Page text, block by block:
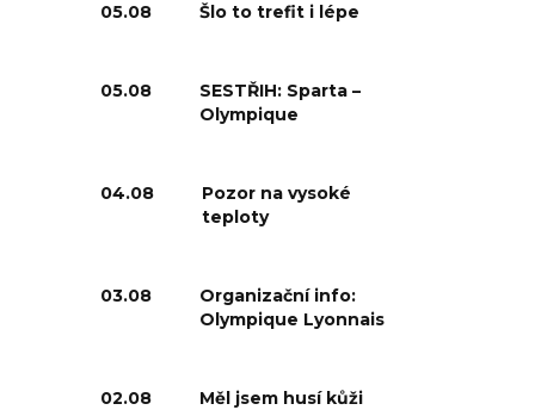
05.08 Šlo to trefit i lépe
05.08
SESTŘIH: Sparta –
Olympique
04.08
Pozor na vysoké
teploty
03.08
Organizační info:
Olympique Lyonnais
02.08 Měl jsem husí kůži